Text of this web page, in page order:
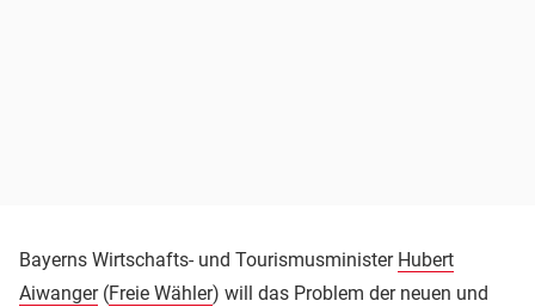
Bayerns Wirtschafts- und Tourismusminister Hubert
Aiwanger(Freie Wähler) will das Problem der neuen und